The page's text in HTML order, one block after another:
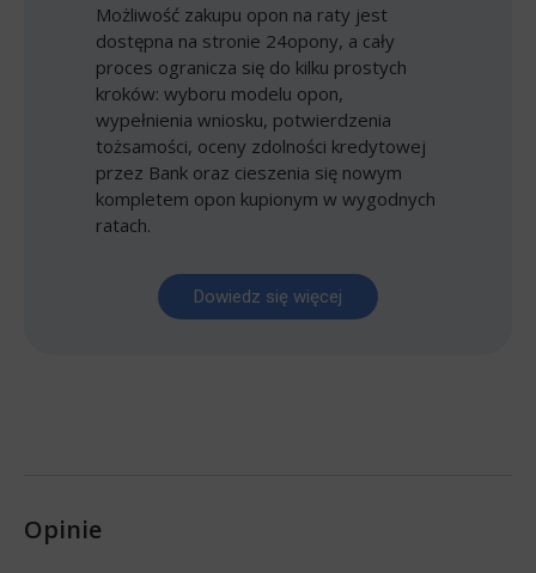
Możliwość zakupu opon na raty jest
dostępna na stronie 24opony, a cały
proces ogranicza się do kilku prostych
kroków: wyboru modelu opon,
wypełnienia wniosku, potwierdzenia
tożsamości, oceny zdolności kredytowej
przez Bank oraz cieszenia się nowym
kompletem opon kupionym w wygodnych
ratach.
Dowiedz się więcej
Opinie